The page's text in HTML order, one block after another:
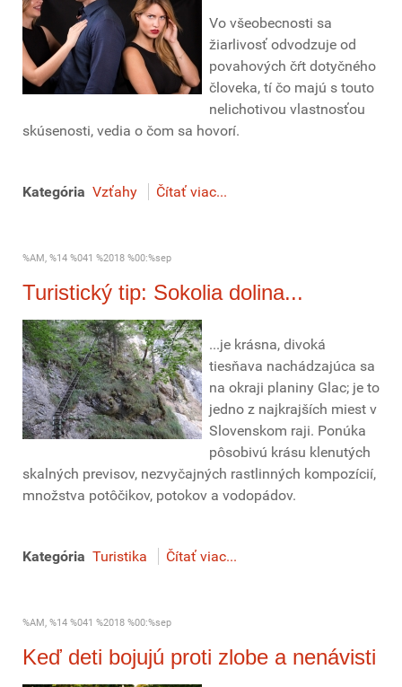
Vo všeobecnosti sa
žiarlivosť odvodzuje od
povahových čŕt dotyčného
človeka, tí čo majú s touto
nelichotivou vlastnosťou
skúsenosti, vedia o čom sa hovorí.
Kategória Vzťahy Čítať viac...
%AM, %14 %041 %2018 %00:%sep
Turistický tip: Sokolia dolina...
...je krásna, divoká
tiesňava nachádzajúca sa
na okraji planiny Glac; je to
jedno z najkrajších miest v
Slovenskom raji. Ponúka
pôsobivú krásu klenutých
skalných previsov, nezvyčajných rastlinných kompozícií,
množstva potôčikov, potokov a vodopádov.
Kategória Turistika Čítať viac...
%AM, %14 %041 %2018 %00:%sep
Keď deti bojujú proti zlobe a nenávisti